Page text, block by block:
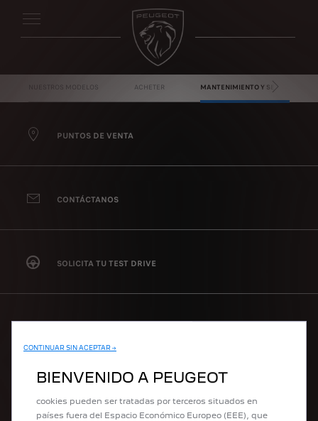
NUESTROS MODELOS ACHETER MANTENIMIENTO Y SERVICIOS
PRÓXIMO
PUNTOS DE VENTA
CONTÁCTANOS
SOLICITA TU TEST DRIVE
PORTAFOLIO PEUGEOT
CONTINUAR SIN ACEPTAR →
BIENVENIDO A PEUGEOT
reconocimiento del idioma, los resultados de búsqueda y,
también puede utilizar cookies de terceros para enviar
anuncios que sean más adecuados para usted. Algunas
cookies pueden ser tratadas por terceros situados en
países fuera del Espacio Económico Europeo (EEE), que